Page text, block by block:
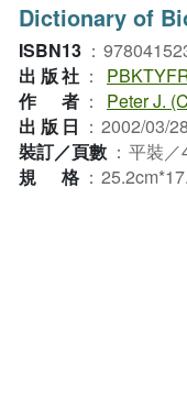
Dictionary of
ISBN13 ：
出版社 ：
作者 ：
Peter J.
出版日 ： 2002/03/28
裝訂／頁數 ： 平裝／
規格 ：